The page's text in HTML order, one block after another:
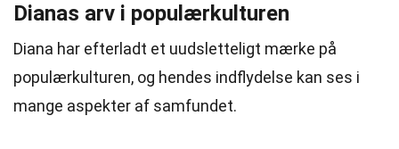
Dianas arv i populærkulturen
Diana har efterladt et uudsletteligt mærke på
populærkulturen, og hendes indflydelse kan ses i
mange aspekter af samfundet.